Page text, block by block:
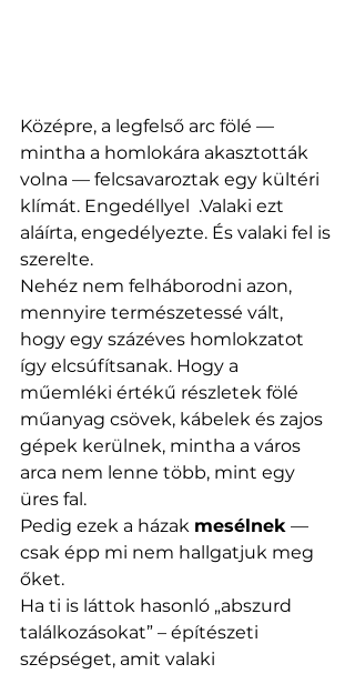
Középre, a legfelső arc fölé —
mintha a homlokára akasztották
volna — felcsavaroztak egy kültéri
klímát. Engedéllyel  .Valaki ezt
aláírta, engedélyezte. És valaki fel is
szerelte.
Nehéz nem felháborodni azon,
mennyire természetessé vált,
hogy egy százéves homlokzatot
így elcsúfítsanak. Hogy a
műemléki értékű részletek fölé
műanyag csövek, kábelek és zajos
gépek kerülnek, mintha a város
arca nem lenne több, mint egy
üres fal.
Pedig ezek a házak mesélnek —
csak épp mi nem hallgatjuk meg
őket.
Ha ti is láttok hasonló „abszurd
találkozásokat” – építészeti
szépséget, amit valaki